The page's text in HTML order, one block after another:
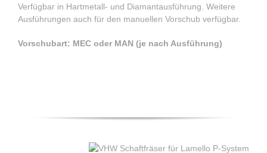
Verfügbar in Hartmetall- und Diamantausführung. Weitere
Ausführungen auch für den manuellen Vorschub verfügbar.
Vorschubart: MEC oder MAN (je nach Ausführung)